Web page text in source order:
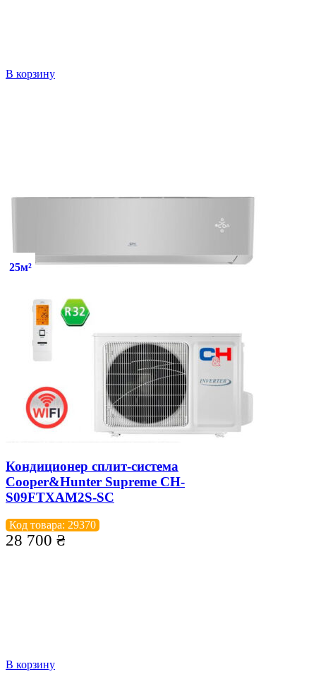
В корзину
25м²
Кондиционер сплит-система
Cooper&Hunter Supreme CH-
S09FTXAM2S-SC
Код товара: 29370
28 700 ₴
В корзину